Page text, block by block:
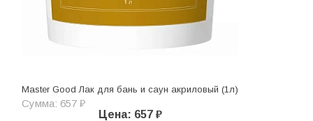
Master Good Лак для бань и саун акриловый (1л)
Сумма: 657 ₽
Цена: 657 ₽